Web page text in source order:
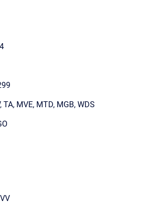
TA, MVE, MTD, MGB, WDS